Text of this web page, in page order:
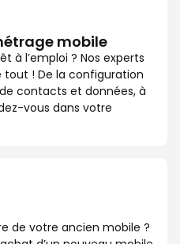
mobile
à l’emploi ? Nos experts
tout ! De la configuration
contacts et données, à
vous dans votre
de votre ancien mobile ?